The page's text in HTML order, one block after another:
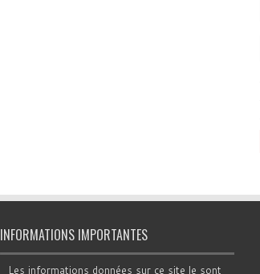
INFORMATIONS IMPORTANTES
Les informations données sur ce site le sont